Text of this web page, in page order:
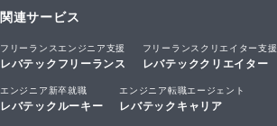
関連サービス
フリーランスエンジニア支援
レバテックフリーランス
フリーランスクリエイター支援
レバテッククリエイター
エンジニア新卒就職
レバテックルーキー
エンジニア転職エージェント
レバテックキャリア